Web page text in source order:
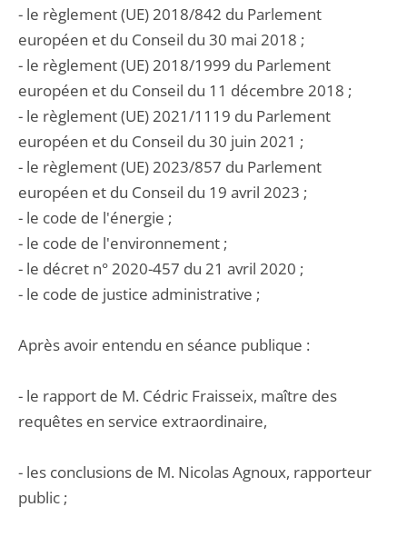
- le règlement (UE) 2018/842 du Parlement
européen et du Conseil du 30 mai 2018 ;
- le règlement (UE) 2018/1999 du Parlement
européen et du Conseil du 11 décembre 2018 ;
- le règlement (UE) 2021/1119 du Parlement
européen et du Conseil du 30 juin 2021 ;
- le règlement (UE) 2023/857 du Parlement
européen et du Conseil du 19 avril 2023 ;
- le code de l'énergie ;
- le code de l'environnement ;
- le décret n° 2020-457 du 21 avril 2020 ;
- le code de justice administrative ;
Après avoir entendu en séance publique :
- le rapport de M. Cédric Fraisseix, maître des
requêtes en service extraordinaire,
- les conclusions de M. Nicolas Agnoux, rapporteur
public ;